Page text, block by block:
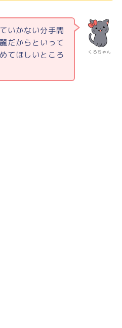
くろちゃん
いかない分手間
だからといって
てほしいところ